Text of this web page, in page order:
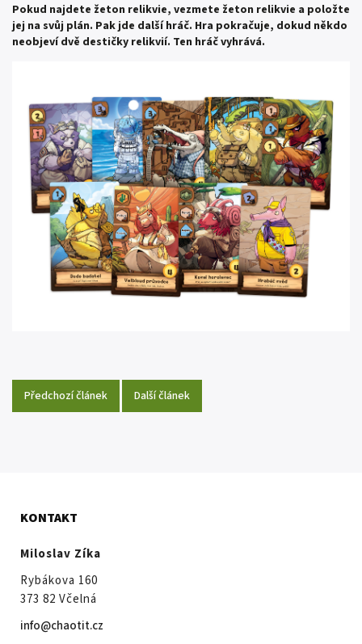
Pokud najdete žeton relikvie, vezmete žeton relikvie a položte
jej na svůj plán. Pak jde další hráč. Hra pokračuje, dokud někdo
neobjeví dvě destičky relikvií. Ten hráč vyhrává.
Předchozí článek Další článek
KONTAKT
Miloslav Zíka
Rybákova 160
373 82 Včelná
info@chaotit.cz